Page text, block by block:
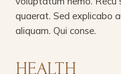
quaerat. Sed explicabo
aliquam. Qui conse.
HEALTH